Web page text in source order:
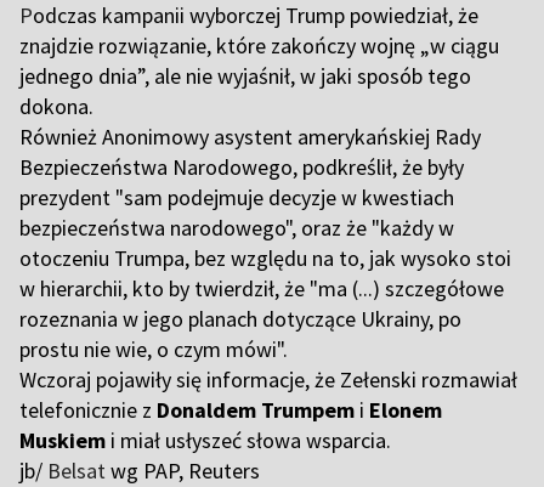
Podczas kampanii wyborczej Trump powiedział, że
znajdzie rozwiązanie, które zakończy wojnę „w ciągu
jednego dnia”, ale nie wyjaśnił, w jaki sposób tego
dokona.
Również Anonimowy asystent amerykańskiej Rady
Bezpieczeństwa Narodowego, podkreślił, że były
prezydent "sam podejmuje decyzje w kwestiach
bezpieczeństwa narodowego", oraz że "każdy w
otoczeniu Trumpa, bez względu na to, jak wysoko stoi
w hierarchii, kto by twierdził, że "ma (...) szczegółowe
rozeznania w jego planach dotyczące Ukrainy, po
prostu nie wie, o czym mówi".
Wczoraj pojawiły się informacje, że Zełenski rozmawiał
telefonicznie z Donaldem Trumpem i Elonem
Muskiem i miał usłyszeć słowa wsparcia.
jb/ Belsatwg PAP, Reuters